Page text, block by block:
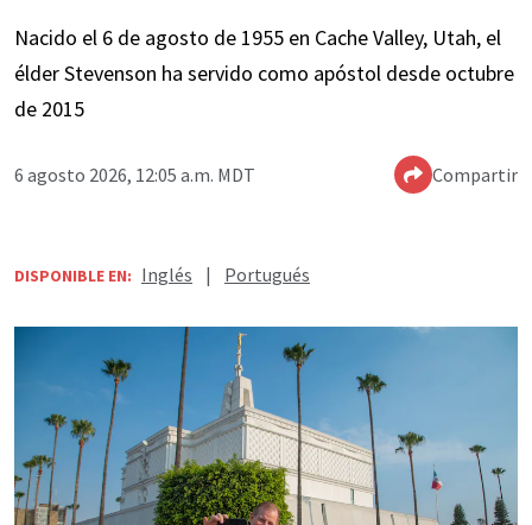
Nacido el 6 de agosto de 1955 en Cache Valley, Utah, el
élder Stevenson ha servido como apóstol desde octubre
de 2015
6 agosto 2026, 12:05 a.m. MDT Compartir
DISPONIBLE EN: Inglés | Portugués